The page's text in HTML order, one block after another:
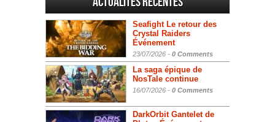
Seafight Le retour des
Crystal Raiders
Événement
23/07/2026 - 0 Comments
La saga épique de
NosTale continue
16/07/2026 - 0 Comments
DarkOrbit Gantelet de